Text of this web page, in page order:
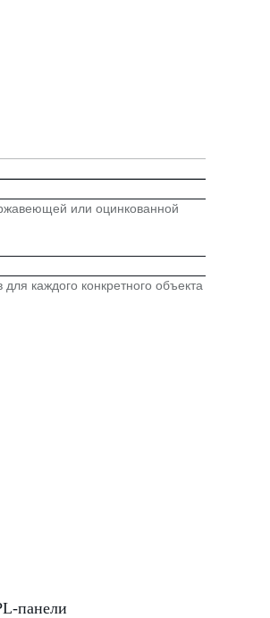
или оцинкованной
каждого конкретного объекта
панели